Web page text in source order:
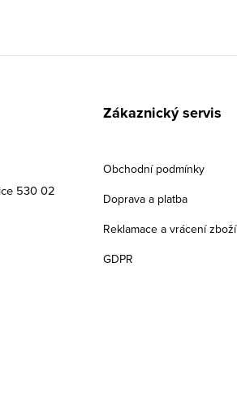
530 02
Zákaznický servis
Obchodní podmínky
Doprava a platba
Reklamace a vrácení zboží
GDPR